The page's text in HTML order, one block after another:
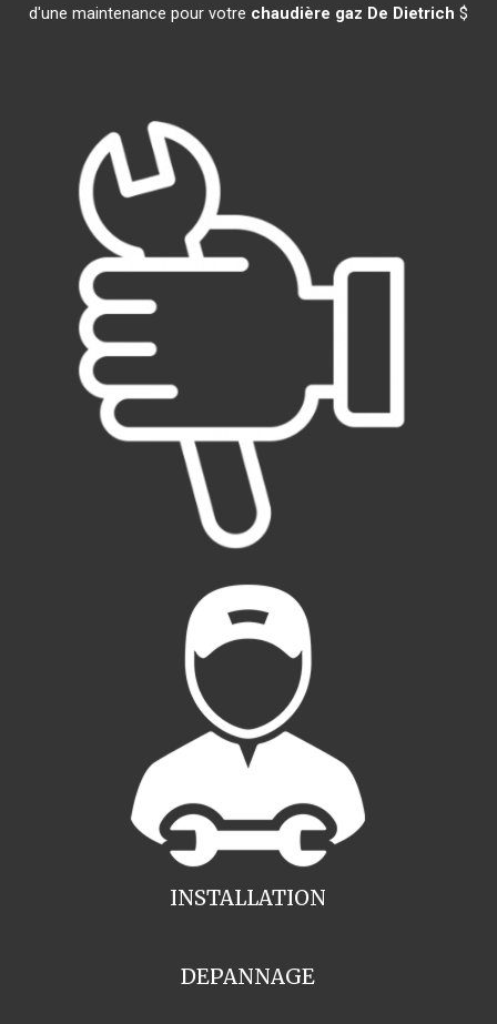
d'une maintenance pour votre chaudière gaz De Dietrich $
INSTALLATION
DEPANNAGE